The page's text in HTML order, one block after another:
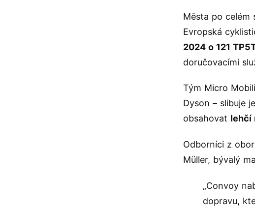
Města po celém
Evropská
2024 o 121
doručovacími
Tým Micro
Dyson – slibuje
obsahovat lehčí
Odborníci z
Müller, bývalý
„Convoy
dopravu,